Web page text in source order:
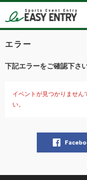
エラー
下記エラーをご確認下さい
イベントが見つかりません
い。